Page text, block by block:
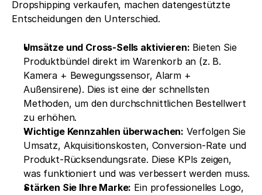
Dropshipping verkaufen, machen datengestützte
Entscheidungen den Unterschied.
Umsätze und Cross-Sells aktivieren: Bieten Sie
Produktbündel direkt im Warenkorb an (z. B.
Kamera + Bewegungssensor, Alarm +
Außensirene). Dies ist eine der schnellsten
Methoden, um den durchschnittlichen Bestellwert
zu erhöhen.
Wichtige Kennzahlen überwachen: Verfolgen Sie
Umsatz, Akquisitionskosten, Conversion-Rate und
Produkt-Rücksendungsrate. Diese KPIs zeigen,
was funktioniert und was verbessert werden muss.
Stärken Sie Ihre Marke: Ein professionelles Logo,